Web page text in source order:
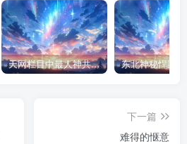
天网栏目中最人神共愤的一期《消失的夫妻》
下一篇
难得的惬意